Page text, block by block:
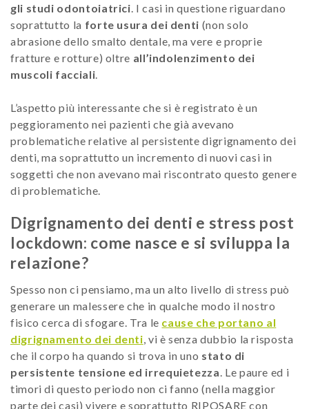
gli studi odontoiatrici. I casi in questione riguardano
soprattutto la forte usura dei denti (non solo
abrasione dello smalto dentale, ma vere e proprie
fratture e rotture) oltre all’indolenzimento dei
muscoli facciali.
L’aspetto più interessante che si è registrato è un
peggioramento nei pazienti che già avevano
problematiche relative al persistente digrignamento dei
denti, ma soprattutto un incremento di nuovi casi in
soggetti che non avevano mai riscontrato questo genere
di problematiche.
Digrignamento dei denti e stress post
lockdown: come nasce e si sviluppa la
relazione?
Spesso non ci pensiamo, ma un alto livello di stress può
generare un malessere che in qualche modo il nostro
fisico cerca di sfogare. Tra le cause che portano al
digrignamento dei denti, vi è senza dubbio la risposta
che il corpo ha quando si trova in uno stato di
persistente tensione ed irrequietezza. Le paure ed i
timori di questo periodo non ci fanno (nella maggior
parte dei casi) vivere e soprattutto RIPOSARE con